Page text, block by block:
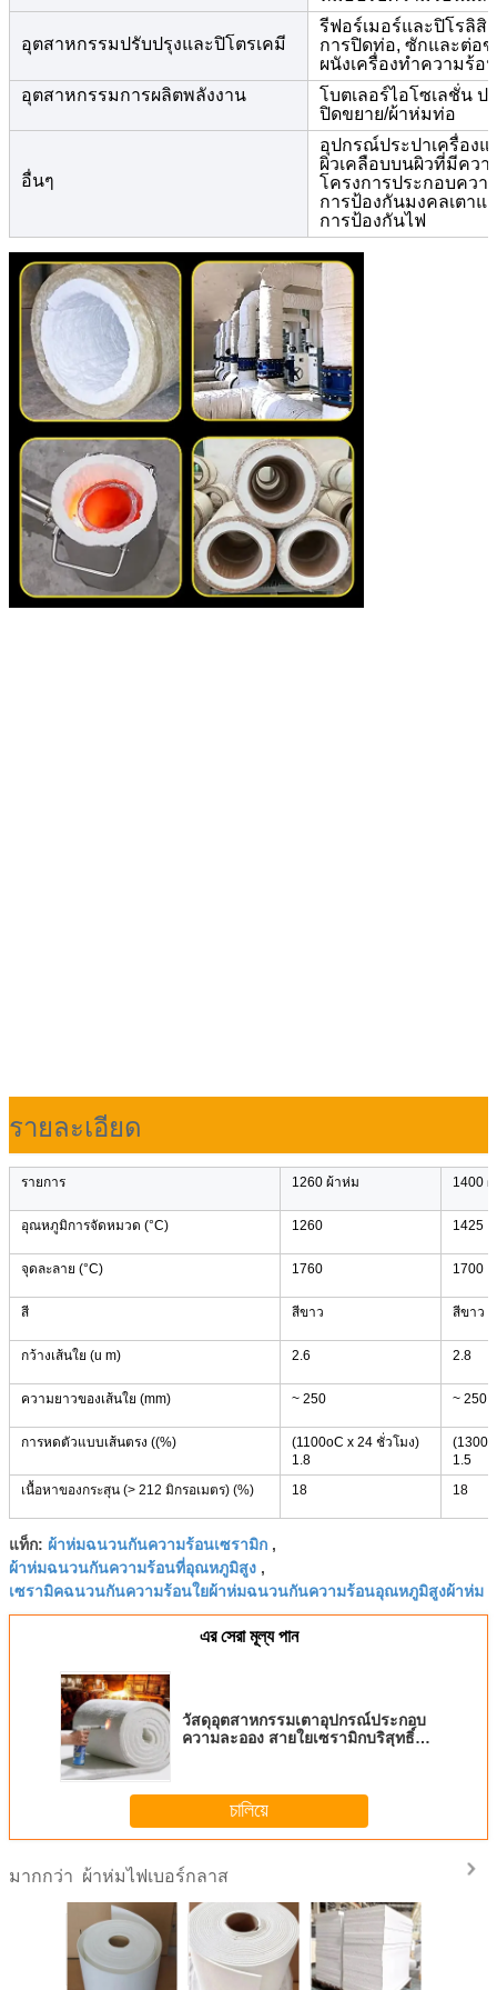
อุตสาหกรรมปรับปรุงและปิโตรเคมี
รีฟอร์เมอร์และปิโรลิสิ
การปิดท่อ, ซักและต่อ
ผนังเครื่องทําความร้อ
อุตสาหกรรมการผลิตพลังงาน
โบตเลอร์ไอโซเลชั่น
ปิดขยาย/ผ้าห่มท่อ
อื่นๆ
อุปกรณ์ประปาเครื่อง
ผิวเคลือบบนผิวที่มีควา
โครงการประกอบควา
การป้องกันมงคลเตาแ
การป้องกันไฟ
รายละเอียด
รายการ 1260 ผ้าห่ม 1400
อุณหภูมิการจัดหมวด (°C) 1260 1425
จุดละลาย (°C) 1760 1700
สี สีขาว สีขาว
กว้างเส้นใย (u m) 2.6 2.8
ความยาวของเส้นใย (mm) ~ 250 ~ 250
การหดตัวแบบเส้นตรง ((%)
(1100oC x 24 ชั่วโมง)
1.8
(1300
1.5
เนื้อหาของกระสุน (> 212 มิกรอเมตร) (%)
18 18
แท็ก: ผ้าห่มฉนวนกันความร้อนเซรามิก ,
ผ้าห่มฉนวนกันความร้อนที่อุณหภูมิสูง ,
เซรามิคฉนวนกันความร้อนใยผ้าห่มฉนวนกันความร้อนอุณหภูมิสูงผ้าห่ม
এর সেরা মূল্য পান
วัสดุอุตสาหกรรมเตาอุปกรณ์ประกอบ
ความละออง สายใยเซรามิกบริสุทธิ์สูง
চালিয়ে
มากกว่า ผ้าห่มไฟเบอร์กลาส